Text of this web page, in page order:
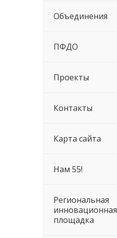
Объединения
ПФДО
Проекты
Контакты
Карта сайта
Нам 55!
Региональная
инновационная
площадка